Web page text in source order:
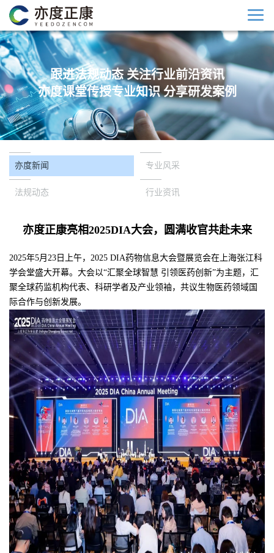
跟进法规动态 关注行业前沿资讯
亦度课堂传授专业知识 分享研发案例
亦度新闻 专业风采
法规动态 行业资讯
亦度正康亮相2025DIA大会，圆满收官共赴未来
2025年5月23日上午，2025 DIA药物信息大会暨展览会在上海张江科
学会堂盛大开幕。大会以“汇聚全球智慧 引领医药创新”为主题，汇
聚全球药监机构代表、科研学者及产业领袖，共议生物医药领域国
际合作与创新发展。